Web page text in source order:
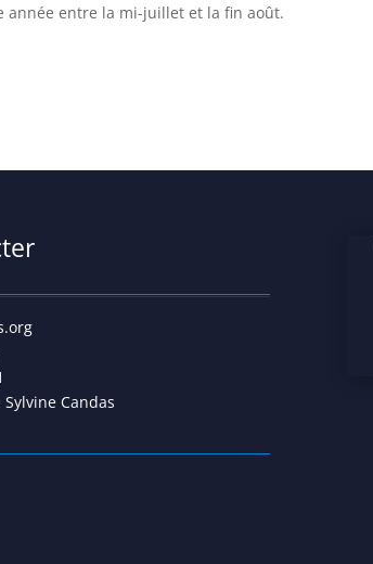
année entre la mi-juillet et la fin août.
Candas